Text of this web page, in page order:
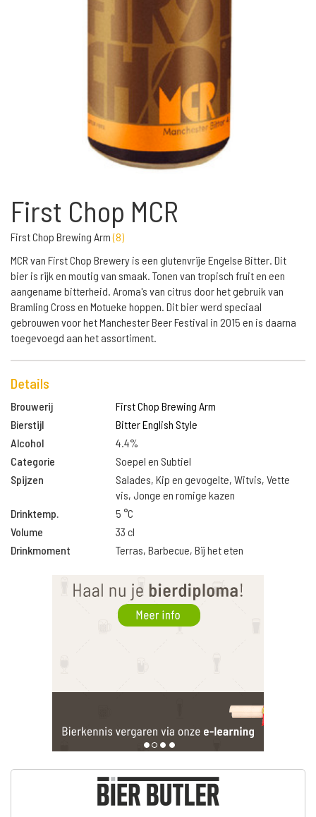
First Chop MCR
First Chop Brewing Arm(8)
MCR van First Chop Brewery is een glutenvrije Engelse Bitter. Dit
bier is rijk en moutig van smaak. Tonen van tropisch fruit en een
aangename bitterheid. Aroma's van citrus door het gebruik van
Bramling Cross en Motueke hoppen. Dit bier werd speciaal
gebrouwen voor het Manchester Beer Festival in 2015 en is daarna
toegevoegd aan het assortiment.
Details
Brouwerij
First Chop Brewing Arm
Bierstijl
Bitter English Style
Alcohol
4.4%
Categorie
Soepel en Subtiel
Spijzen
Salades, Kip en gevogelte, Witvis, Vette
vis, Jonge en romige kazen
Drinktemp.
5 °C
Volume
33 cl
Drinkmoment
Terras, Barbecue, Bij het eten